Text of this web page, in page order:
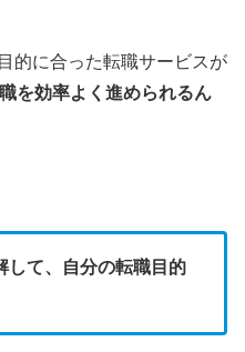
的に合った転職サービスが
を効率よく進められるん
して、自分の転職目的